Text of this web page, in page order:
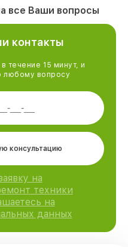
все Ваши вопросы
контакты
течение 15 минут, и
любому вопросу
консультацию
на
техники
на
данных